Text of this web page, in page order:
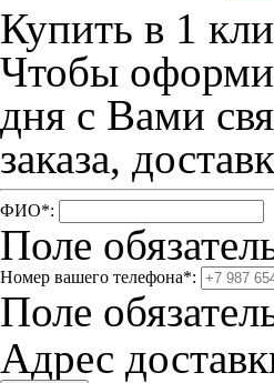
Купить в 1
Чтобы
дня с Вами
заказа,
ФИО*:
Поле
Номер вашего телефона*:
Поле
Адрес